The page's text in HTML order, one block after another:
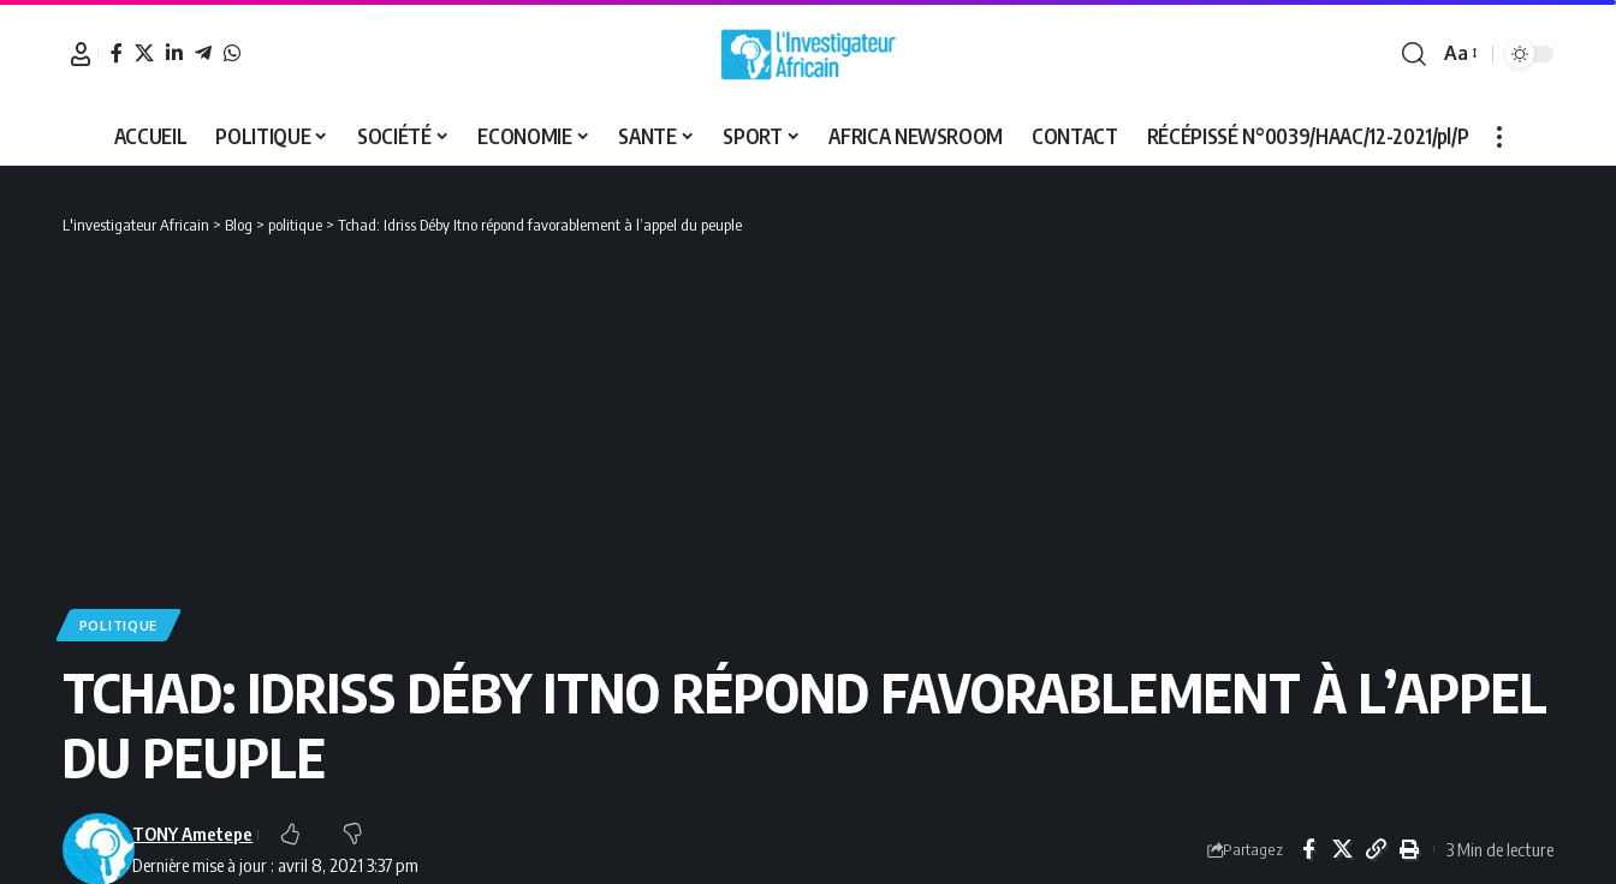
Font
Aa
ACCUEIL POLITIQUE SOCIÉTÉ ECONOMIE SANTE SPORT AFRICA NEWSROOM CONTACT RÉCÉPISSÉ N°0039/HAAC/12-2021/pl/P
L'investigateur Africain > Blog > politique > Tchad: Idriss Déby Itno répond favorablement à l’appel du peuple
POLITIQUE
TCHAD: IDRISS DÉBY ITNO RÉPOND FAVORABLEMENT À L’APPEL
DU PEUPLE
Dernière mise à jour : avril 8, 2021 3:37 pm
TONY Ametepe
Partagez 3 Min de lecture